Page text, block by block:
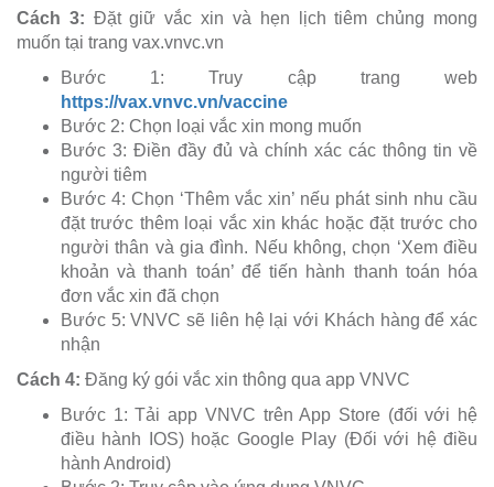
Cách 3: Đặt giữ vắc xin và hẹn lịch tiêm chủng mong
muốn tại trang vax.vnvc.vn
Bước 1: Truy cập trang web
https://vax.vnvc.vn/vaccine
Bước 2: Chọn loại vắc xin mong muốn
Bước 3: Điền đầy đủ và chính xác các thông tin về
người tiêm
Bước 4: Chọn ‘Thêm vắc xin’ nếu phát sinh nhu cầu
đặt trước thêm loại vắc xin khác hoặc đặt trước cho
người thân và gia đình. Nếu không, chọn ‘Xem điều
khoản và thanh toán’ để tiến hành thanh toán hóa
đơn vắc xin đã chọn
Bước 5: VNVC sẽ liên hệ lại với Khách hàng để xác
nhận
Cách 4: Đăng ký gói vắc xin thông qua app VNVC
Bước 1: Tải app VNVC trên App Store (đối với hệ
điều hành IOS) hoặc Google Play (Đối với hệ điều
hành Android)